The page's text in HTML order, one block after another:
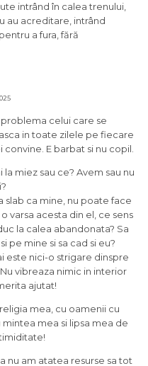
intrând în calea trenului,
au acreditare, intrând
a fura, fără
celui care se
in toate zilele pe fiecare
convine. E barbat si nu copil.
miez sau ce? Avem sau nu
slab ca mine, nu poate face
varsa acesta din el, ce sens
la calea abandonata? Sa
pe mine si sa cad si eu?
este nici-o strigare dinspre
vibreaza nimic in interior
ajutat!
mea, cu oamenii cu
mea si lipsa mea de
nu am atatea resurse sa tot